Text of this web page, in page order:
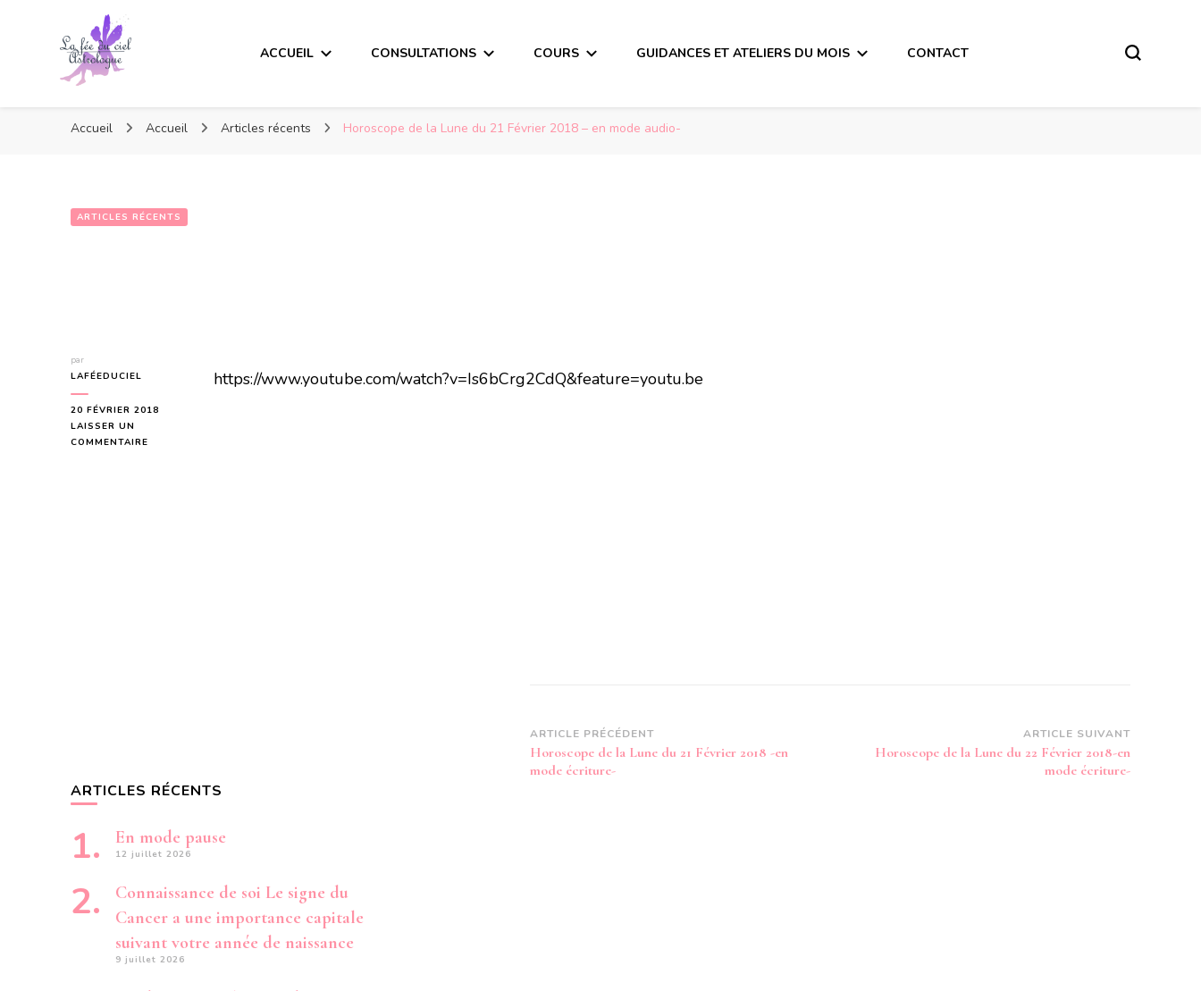
ACCUEIL CONSULTATIONS COURS GUIDANCES ET ATELIERS DU MOIS CONTACT
Accueil Accueil Articles récents Horoscope de la Lune du 21 Février 2018 – en mode audio-
ARTICLES RÉCENTS
par
LAFÉEDUCIEL
20 FÉVRIER 2018
LAISSER UN
COMMENTAIRE
https://www.youtube.com/watch?v=Is6bCrg2CdQ&feature=youtu.be
Navigation
d’article
ARTICLE PRÉCÉDENT
Horoscope de la Lune du 21 Février 2018 -en
mode écriture-
ARTICLE SUIVANT
Horoscope de la Lune du 22 Février 2018-en
mode écriture-
ARTICLES RÉCENTS
En mode pause
12 juillet 2026
Connaissance de soi Le signe du
Cancer a une importance capitale
suivant votre année de naissance
9 juillet 2026